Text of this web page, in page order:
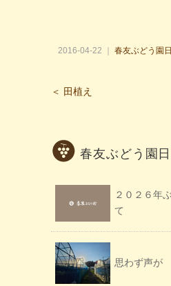
2016-04-22 ｜ 春友ぶどう園
＜ 田植え
春友ぶどう園
２０２６年
て
思わず声が